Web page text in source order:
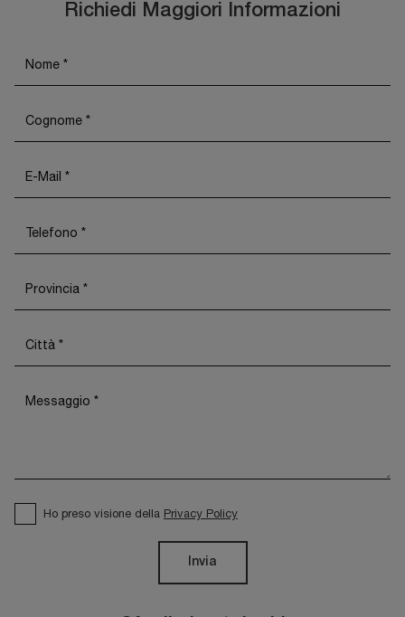
Richiedi Maggiori Informazioni
Ho preso visione della Privacy Policy
Invia